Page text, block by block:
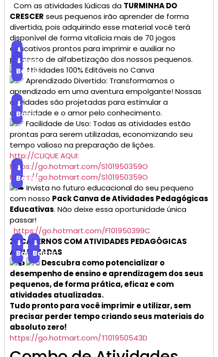
Com as atividades lúdicas da TURMINHA DO
CRESCER seus pequenos irão aprender de forma
divertida, pois adquirindo esse material você terá
disponível de forma vitalícia mais de 70 jogos
educativos prontos para imprimir e auxiliar no
processo de alfabetização dos nossos pequenos.
⬇
Baixar
Atividades 100% Editáveis no Canva
⬇
Baixar
Aprendizado Divertido: Transformamos o
aprendizado em uma aventura empolgante! Nossas
atividades são projetadas para estimular a
curiosidade e o amor pelo conhecimento.
⬇
Baixar
Facilidade de Uso: Todas as atividades estão
prontas para serem utilizadas, economizando seu
tempo valioso na preparação de lições.
http://CLIQUE AQUI:
https://go.hotmart.com/S101950359O
https://go.hotmart.com/S101950359O
⬇
Baixar
Invista no futuro educacional do seu pequeno
com nosso Pack Canva de Atividades Pedagógicas
Educativas. Não deixe essa oportunidade única
passar!
https://go.hotmart.com/F101950399C
20 CADERNOS COM ATIVIDADES PEDAGÓGICAS
ATUALIZADAS
⬇
Baixar
⬇
Baixar
Descubra como potencializar o
desempenho de ensino e aprendizagem dos seus
pequenos, de forma prática, eficaz e com
atividades atualizadas.
Tudo pronto para você imprimir e utilizar, sem
precisar perder tempo criando seus materiais do
absoluto zero!
https://go.hotmart.com/T101950543D